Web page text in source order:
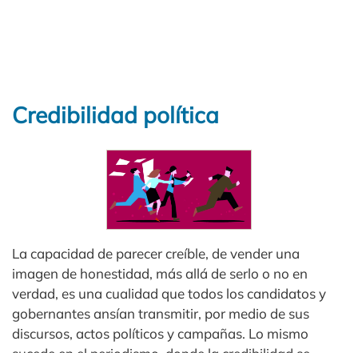
Credibilidad política
La capacidad de parecer creíble, de vender una
imagen de honestidad, más allá de serlo o no en
verdad, es una cualidad que todos los candidatos y
gobernantes ansían transmitir, por medio de sus
discursos, actos políticos y campañas. Lo mismo